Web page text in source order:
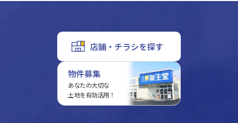
店舗・チラシを探す
物件募集
あなたの大切な
土地を有効活用！